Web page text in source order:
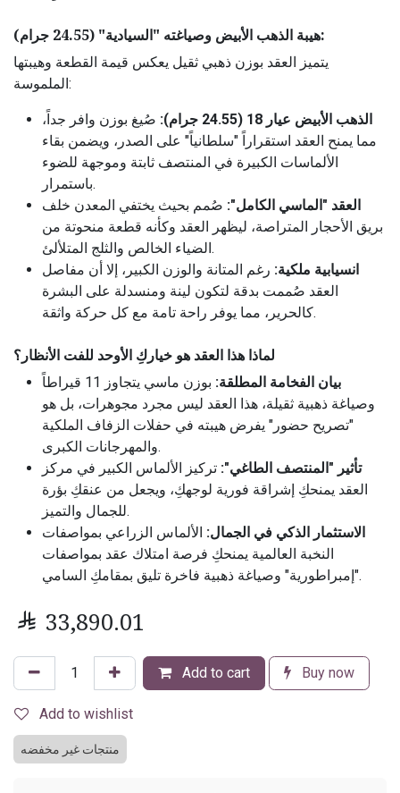
هيبة الذهب الأبيض وصياغته "السيادية" (24.55 جرام):
يتميز العقد بوزن ذهبي ثقيل يعكس قيمة القطعة وهيبتها
الملموسة:
الذهب الأبيض عيار 18 (24.55 جرام):
صُيغ بوزن وافر جداً،
مما يمنح العقد استقراراً "سلطانياً" على الصدر، ويضمن بقاء
الألماسات الكبيرة في المنتصف ثابتة وموجهة للضوء
باستمرار.
العقد "الماسي الكامل": صُمم بحيث يختفي المعدن خلف
بريق الأحجار المتراصة، ليظهر العقد وكأنه قطعة منحوتة من
الضياء الخالص والثلج المتلألئ.
انسيابية ملكية: رغم المتانة والوزن الكبير، إلا أن مفاصل
العقد صُممت بدقة لتكون لينة ومنسدلة على البشرة
كالحرير، مما يوفر راحة تامة مع كل حركة واثقة.
لماذا هذا العقد هو خياركِ الأوحد للفت الأنظار؟
بيان الفخامة المطلقة:
بوزن ماسي يتجاوز 11 قيراطاً
وصياغة ذهبية ثقيلة، هذا العقد ليس مجرد مجوهرات، بل هو
"تصريح حضور" يفرض هيبته في حفلات الزفاف الملكية
والمهرجانات الكبرى.
تأثير "المنتصف الطاغي": تركيز الألماس الكبير في مركز
العقد يمنحكِ إشراقة فورية لوجهكِ، ويجعل من عنقكِ بؤرة
للجمال والتميز.
الاستثمار الذكي في الجمال: الألماس الزراعي بمواصفات
النخبة العالمية يمنحكِ فرصة امتلاك عقد بمواصفات
"إمبراطورية" وصياغة ذهبية فاخرة تليق بمقامكِ السامي.
 33,890.01
Add to cart Buy now
Add to wishlist
منتجات غير مخفضه